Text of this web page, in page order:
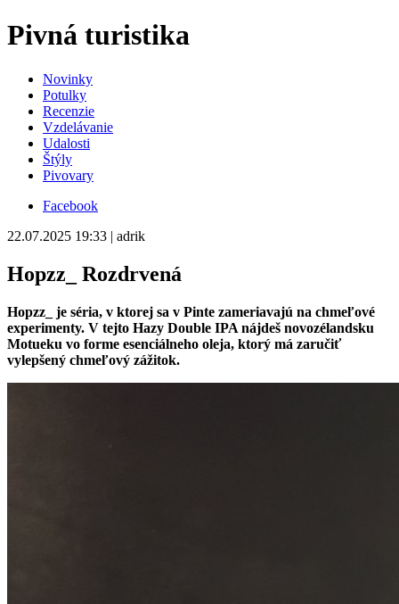
Pivná turistika
Novinky
Potulky
Recenzie
Vzdelávanie
Udalosti
Štýly
Pivovary
Facebook
22.07.2025 19:33 | adrik
Hopzz_ Rozdrvená
Hopzz_ je séria, v ktorej sa v Pinte zameriavajú na chmeľové
experimenty. V tejto Hazy Double IPA nájdeš novozélandsku
Motueku vo forme esenciálneho oleja, ktorý má zaručiť
vylepšený chmeľový zážitok.